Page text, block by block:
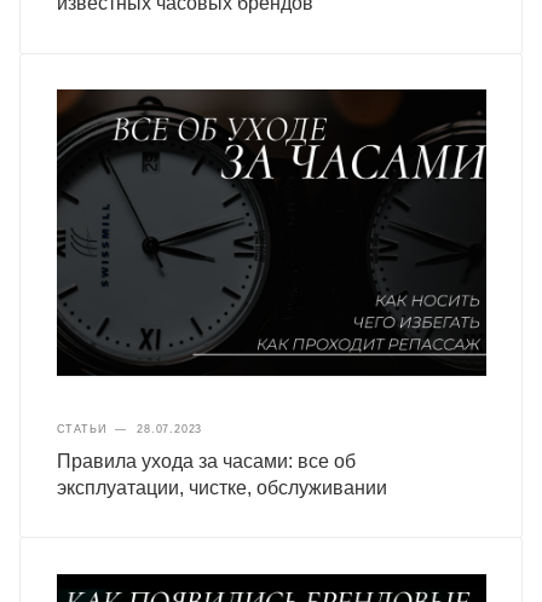
СТАТЬИ — 28.07.2023
Правила ухода за часами: все об
эксплуатации, чистке, обслуживании